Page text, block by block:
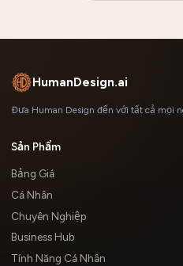
HumanDesign.ai
Đưa Human Design đến với tất cả mọi
Sản Phẩm
Bảng Giá
Cá Nhân
Chuyên Nghiệp
Business Hub
Tính Năng Cá Nhân